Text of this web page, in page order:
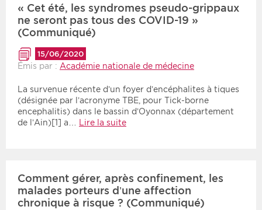
« Cet été, les syndromes pseudo-grippaux
ne seront pas tous des COVID-19 »
(Communiqué)
15/06/2020
Émis par : Académie nationale de médecine
La survenue récente d’un foyer d’encéphalites à tiques
(désignée par l’acronyme TBE, pour Tick-borne
encephalitis) dans le bassin d’Oyonnax (département
de l’Ain)[1] a… Lire la suite
Comment gérer, après confinement, les
malades porteurs d’une affection
chronique à risque ? (Communiqué)